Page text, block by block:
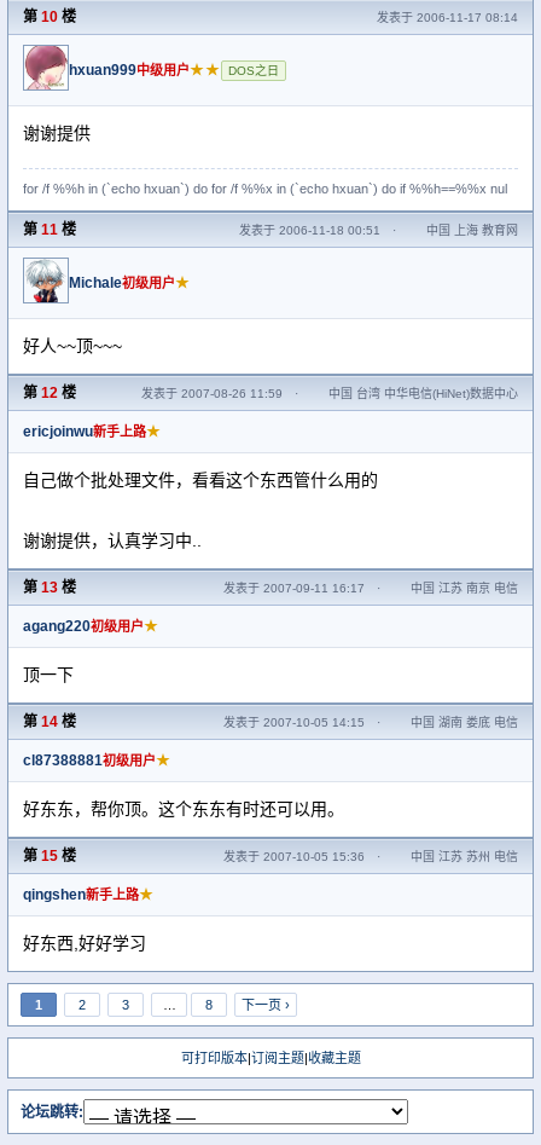
第 10 楼 发表于 2006-11-17 08:14
hxuan999中级用户★★ DOS之日
谢谢提供
for /f %%h in (`echo hxuan`) do for /f %%x in (`echo hxuan`) do if %%h==%%x nul
第 11 楼 发表于 2006-11-18 00:51 · 中国 上海 教育网
Michale初级用户★
好人~~顶~~~
第 12 楼 发表于 2007-08-26 11:59 · 中国 台湾 中华电信(HiNet)数据中心
ericjoinwu新手上路★
自己做个批处理文件，看看这个东西管什么用的
谢谢提供，认真学习中..
第 13 楼 发表于 2007-09-11 16:17 · 中国 江苏 南京 电信
agang220初级用户★
顶一下
第 14 楼 发表于 2007-10-05 14:15 · 中国 湖南 娄底 电信
cl87388881初级用户★
好东东，帮你顶。这个东东有时还可以用。
第 15 楼 发表于 2007-10-05 15:36 · 中国 江苏 苏州 电信
qingshen新手上路★
好东西,好好学习
1 2 3 8 下一页 ›
可打印版本|订阅主题|收藏主题
论坛跳转: